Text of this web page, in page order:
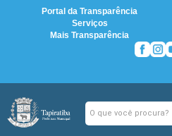
Portal da Transparência
Serviços
Mais Transparência